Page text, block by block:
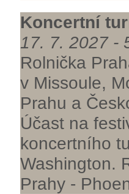
Koncertní
17. 7. 2027 -
Rolnička
v Missoule,
Prahu a
Účast na
koncertního
Washington.
Prahy -